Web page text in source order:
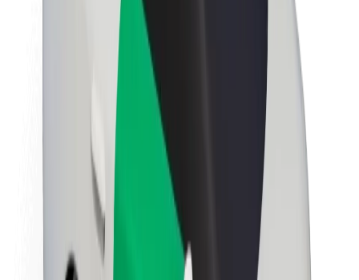
Hållbarhet på Bolt
Projekt Zero
Nyhetsrum
Riktlinjer för varumärket
Uppdrag
Investerarrelationer
Ledning
Varumärke